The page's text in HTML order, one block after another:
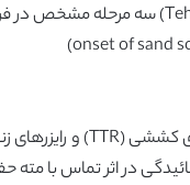
در اثر تماس با